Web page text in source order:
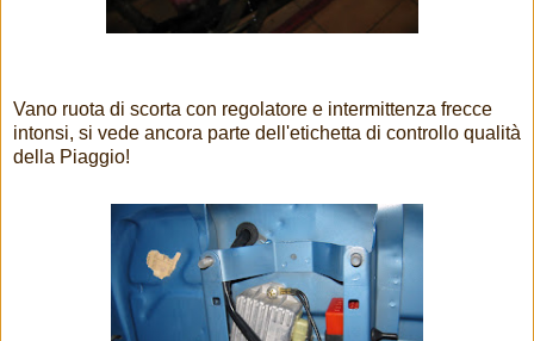
Vano ruota di scorta con regolatore e intermittenza frecce
intonsi, si vede ancora parte dell'etichetta di controllo qualità
della Piaggio!